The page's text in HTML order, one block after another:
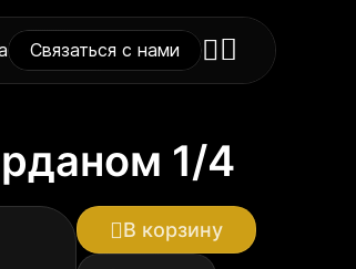
Связаться с нами
1/4
В корзину